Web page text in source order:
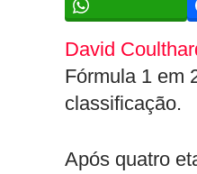
David
Fórmula 1 em
classificação.
Após quatro